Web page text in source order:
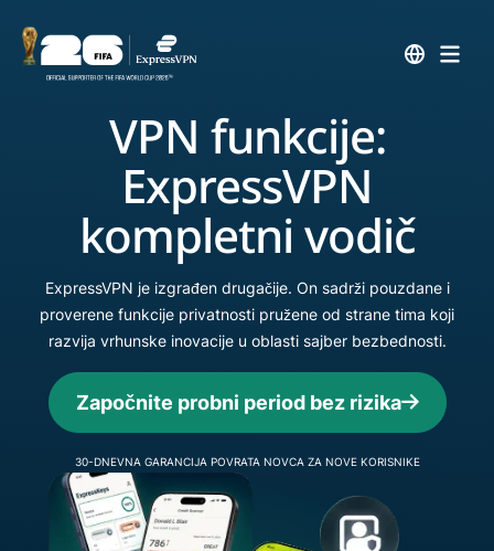
VPN funkcije:
ExpressVPN
kompletni vodič
ExpressVPN je izgrađen drugačije. On sadrži pouzdane i
proverene funkcije privatnosti pružene od strane tima koji
razvija vrhunske inovacije u oblasti sajber bezbednosti.
Započnite probni period bez rizika
30-DNEVNA GARANCIJA POVRATA NOVCA ZA NOVE KORISNIKE